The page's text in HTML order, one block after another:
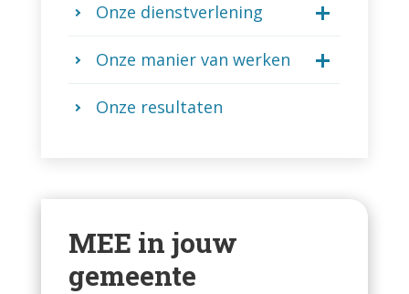
Onze dienstverlening
Onze manier van werken
Onze resultaten
MEE in jouw
gemeente